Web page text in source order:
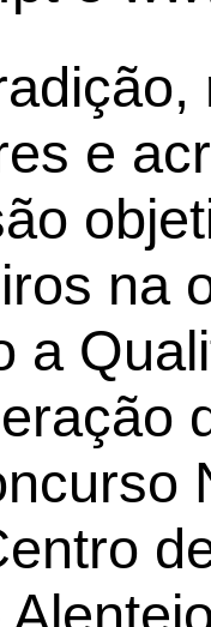
e
na
a